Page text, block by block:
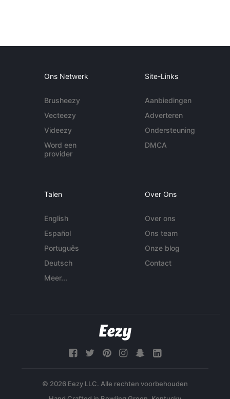
Ons Netwerk
Brusheezy
Vecteezy
Videezy
Word een
provider
Site-Links
Aanbiedingen
Adverteren
Ondersteuning
DMCA
Talen
English
Español
Português
Deutsch
Meer...
Over Ons
Over ons
Ons team
Onze blog
Contact
© 2026 Eezy LLC. Alle rechten voorbehouden